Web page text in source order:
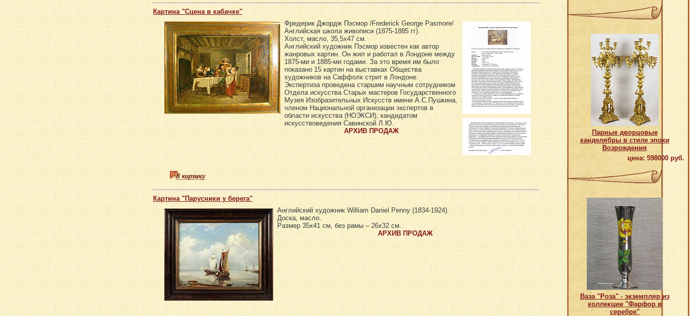
Картина "Сцена в кабачке"
Фредерик Джордж Пэсмор /Frederick George Pasmore/
Английская школа живописи (1875-1885 гг).
Холст, масло, 35,5х47 см.
Английский художник Пэсмор известен как автор
жанровых картин. Он жил и работал в Лондоне между
1875-ми и 1885-ми годами. За это время им было
показано 15 картин на выставках Общества
художников на Саффолк стрит в Лондоне.
Экспертиза проведена старшим научным сотрудником
Отдела искусства Старых мастеров Государственного
Музея Изобразительных Искусств имени А.С.Пушкина,
членом Национальной организации экспертов в
области искусства (НОЭКСИ), кандидатом
искусствоведения Савинской Л.Ю.
АРХИВ ПРОДАЖ
Картина "Парусники у берега"
Английский художник William Daniel Penny (1834-1924).
Доска, масло.
Размер 35х41 см, без рамы – 26х32 см.
АРХИВ ПРОДАЖ
Парные дворцовые
канделябры в стиле эпохи
Возрождения
цена: 598000 руб.
Ваза "Роза" - экземпляр из
коллекции "Фарфор в
серебре"